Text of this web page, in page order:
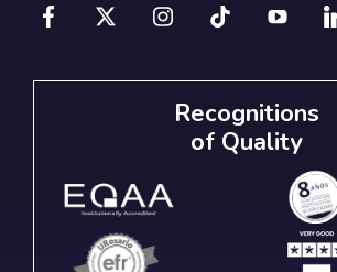
Recognitions
of Quality